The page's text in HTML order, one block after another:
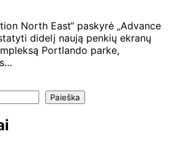
North East“ paskyrė „Advance
didelį naują penkių ekranų
Portlando parke,
Paieška